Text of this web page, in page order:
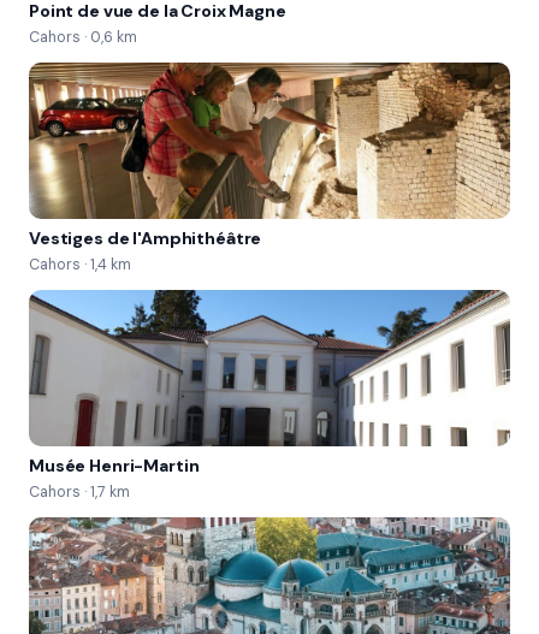
Point de vue de la Croix Magne
Cahors · 0,6 km
Vestiges de l'Amphithéâtre
Cahors · 1,4 km
Musée Henri-Martin
Cahors · 1,7 km